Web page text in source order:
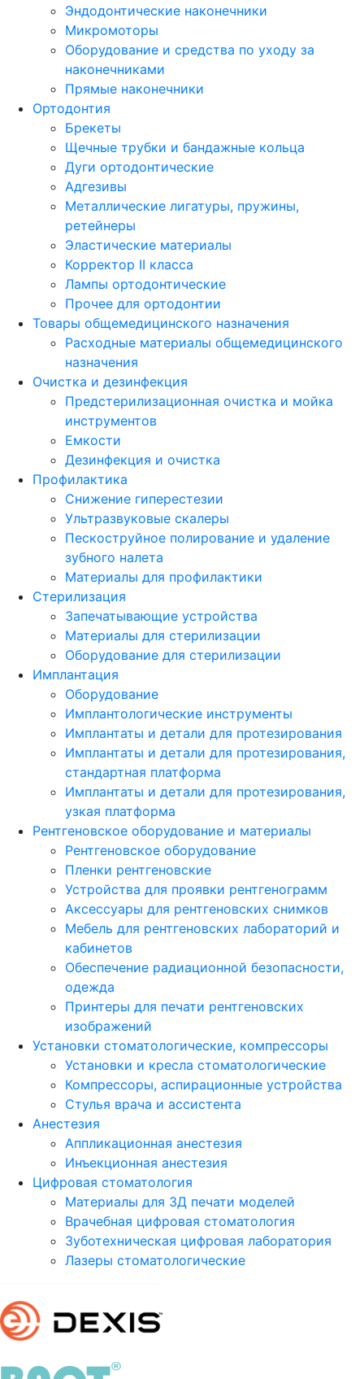
Эндодонтические наконечники
Микромоторы
Оборудование и средства по уходу за
наконечниками
Прямые наконечники
Ортодонтия
Брекеты
Щечные трубки и бандажные кольца
Дуги ортодонтические
Адгезивы
Металлические лигатуры, пружины,
ретейнеры
Эластические материалы
Корректор II класса
Лампы ортодонтические
Прочее для ортодонтии
Товары общемедицинского назначения
Расходные материалы общемедицинского
назначения
Очистка и дезинфекция
Предстерилизационная очистка и мойка
инструментов
Емкости
Дезинфекция и очистка
Профилактика
Снижение гиперестезии
Ультразвуковые скалеры
Пескоструйное полирование и удаление
зубного налета
Материалы для профилактики
Стерилизация
Запечатывающие устройства
Материалы для стерилизации
Оборудование для стерилизации
Имплантация
Оборудование
Имплантологические инструменты
Имплантаты и детали для протезирования
Имплантаты и детали для протезирования,
стандартная платформа
Имплантаты и детали для протезирования,
узкая платформа
Рентгеновское оборудование и материалы
Рентгеновское оборудование
Пленки рентгеновские
Устройства для проявки рентгенограмм
Аксессуары для рентгеновских снимков
Мебель для рентгеновских лабораторий и
кабинетов
Обеспечение радиационной безопасности,
одежда
Принтеры для печати рентгеновских
изображений
Установки стоматологические, компрессоры
Установки и кресла стоматологические
Компрессоры, аспирационные устройства
Стулья врача и ассистента
Анестезия
Аппликационная анестезия
Инъекционная анестезия
Цифровая стоматология
Материалы для 3Д печати моделей
Врачебная цифровая стоматология
Зуботехническая цифровая лаборатория
Лазеры стоматологические